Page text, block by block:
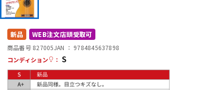
配信/ライブ機器
中古 ヴィンテージ
新品 WEB注文店頭受取可
商品番号 827005JAN ： 9784845637898
コンディション
： S